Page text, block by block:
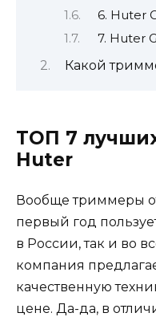
6. Huter
7. Huter
Какой
ТОП 7
Huter
Вообще триммеры
первый год
в России, так и во
компания
качественную
цене. Да-да, в